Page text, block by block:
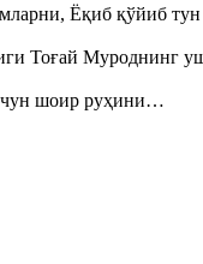
Ёқиб қўйиб
Тоғай Муроднинг
шоир руҳини…